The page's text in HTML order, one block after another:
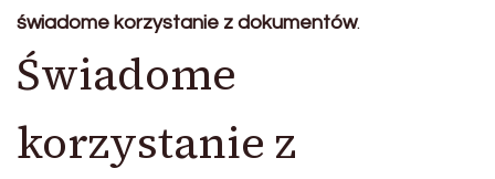
świadome korzystanie z dokumentów.
Świadome
korzystanie z